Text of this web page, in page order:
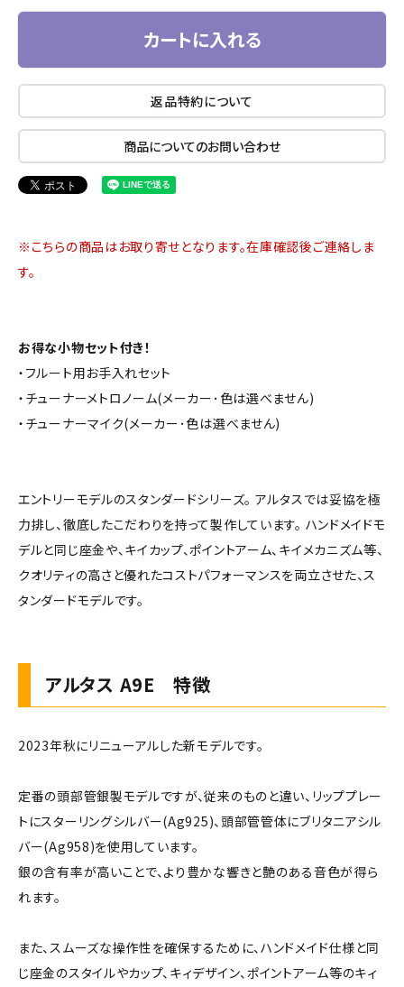
カートに入れる
返品特約について
商品についてのお問い合わせ
※こちらの商品はお取り寄せとなります。在庫確認後ご連絡しま
す。
お得な小物セット付き！
・フルート用お手入れセット
・チューナーメトロノーム(メーカー･色は選べません)
・チューナーマイク(メーカー･色は選べません)
エントリーモデルのスタンダードシリーズ。 アルタスでは妥協を極
力排し、徹底したこだわりを持って製作しています。 ハンドメイドモ
デルと同じ座金や、キイカップ、ポイントアーム、キイメカニズム等、
クオリティの高さと優れたコストパフォーマンスを両立させた、ス
タンダードモデルです。
アルタス A9E 特徴
2023年秋にリニューアルした新モデルです。
定番の頭部管銀製モデルですが、従来のものと違い、リッププレー
トにスターリングシルバー(Ag925)、頭部管管体にブリタニアシル
バー(Ag958)を使用しています。
銀の含有率が高いことで、より豊かな響きと艶のある音色が得ら
れます。
また、スムーズな操作性を確保するために、ハンドメイド仕様と同
じ座金のスタイルやカップ、キィデザイン、ポイントアーム等のキィ